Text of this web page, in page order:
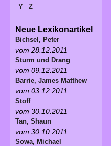
Y
Z
Neue Lexikonartikel
Bichsel, Peter
vom 28.12.2011
Sturm und Drang
vom 09.12.2011
Barrie, James Matthew
vom 03.12.2011
Stoff
vom 30.10.2011
Tan, Shaun
vom 30.10.2011
Sowa, Michael